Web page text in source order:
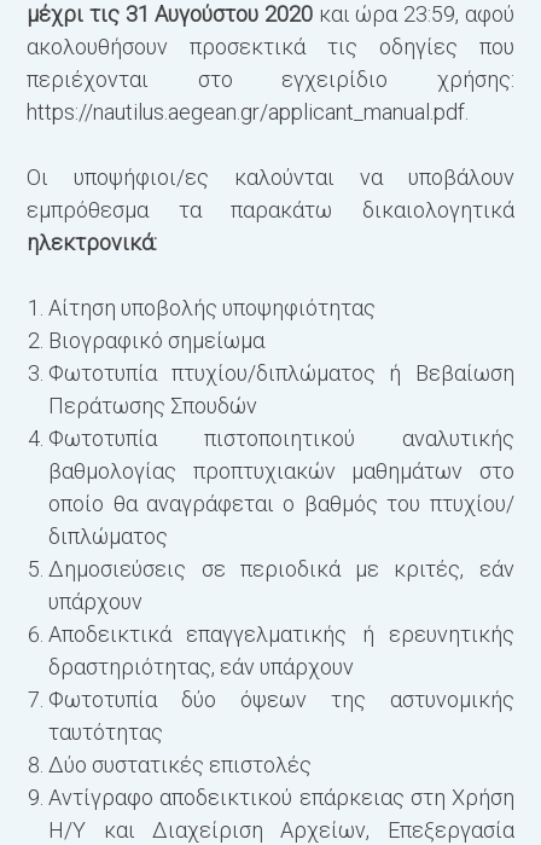
μέχρι τις 31 Αυγούστου 2020 και ώρα 23:59, αφού
ακολουθήσουν προσεκτικά τις οδηγίες που
περιέχονται στο εγχειρίδιο χρήσης:
https://nautilus.aegean.gr/applicant_manual.pdf.
Οι υποψήφιοι/ες καλούνται να υποβάλουν
εμπρόθεσμα τα παρακάτω δικαιολογητικά
ηλεκτρονικά:
Αίτηση υποβολής υποψηφιότητας
Βιογραφικό σημείωμα
Φωτοτυπία πτυχίου/διπλώματος ή Βεβαίωση
Περάτωσης Σπουδών
Φωτοτυπία πιστοποιητικού αναλυτικής
βαθμολογίας προπτυχιακών μαθημάτων στο
οποίο θα αναγράφεται ο βαθμός του πτυχίου/
διπλώματος
Δημοσιεύσεις σε περιοδικά με κριτές, εάν
υπάρχουν
Αποδεικτικά επαγγελματικής ή ερευνητικής
δραστηριότητας, εάν υπάρχουν
Φωτοτυπία δύο όψεων της αστυνομικής
ταυτότητας
Δύο συστατικές επιστολές
Αντίγραφο αποδεικτικού επάρκειας στη Χρήση
Η/Υ και Διαχείριση Αρχείων, Επεξεργασία